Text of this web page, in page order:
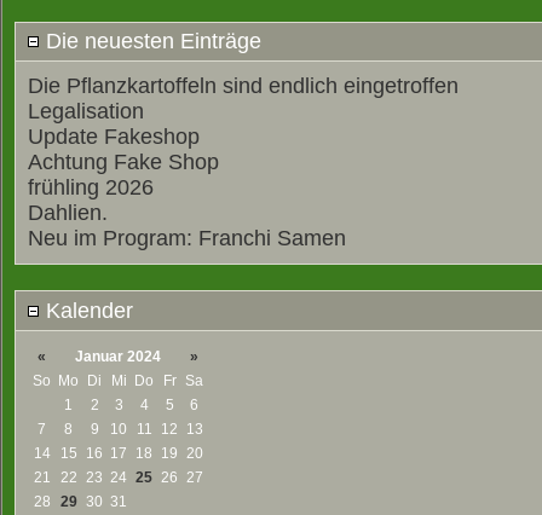
Die neuesten Einträge
Die Pflanzkartoffeln sind endlich eingetroffen
Legalisation
Update Fakeshop
Achtung Fake Shop
frühling 2026
Dahlien.
Neu im Program: Franchi Samen
Kalender
« Januar 2024
»
So Mo Di Mi Do Fr
Sa
1
2 3 4 5
6
7
8 9 10 11 12
13
14
15 16 17 18 19 20
21
22 23 24 25 26 27
28
29 30 31